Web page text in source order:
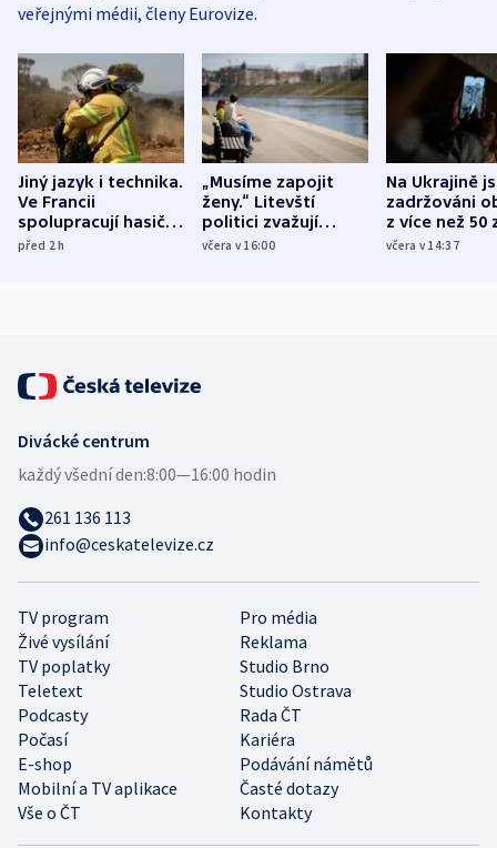
veřejnými médii, členy Eurovize.
Jiný jazyk i technika.
Ve Francii
spolupracují hasiči z
různých zemí
před 2h
„Musíme zapojit
ženy.“ Litevští
politici zvažují
dohodu o
včera v 16:00
Na Ukrajině
zadržováni
z více než 50
Bojovali na
včera v 14:37
TV program
Pro média
Živé vysílání
Reklama
TV poplatky
Studio Brno
Teletext
Studio Ostrava
Podcasty
Rada ČT
Počasí
Kariéra
E-shop
Podávání námětů
Mobilní a TV aplikace
Časté dotazy
Vše o ČT
Kontakty
Divácké centrum
každý všední den:8:00—16:00 hodin
261 136 113
info@ceskatelevize.cz